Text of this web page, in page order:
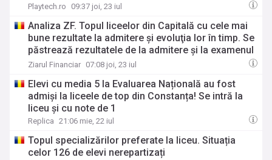
Playtech.ro 09:37 joi, 23 iul
Analiza ZF. Topul liceelor din Capitală cu cele mai
bune rezultate la admitere şi evoluţia lor în timp. Se
păstrează rezultatele de la admitere şi la examenul
de bacalaureat la liceele de elită din Bucureşti?
Ziarul Financiar 07:08 joi, 23 iul
Elevi cu media 5 la Evaluarea Națională au fost
admiși la liceele de top din Constanța! Se intră la
liceu și cu note de 1
Replica 21:06 mie, 22 iul
Topul specializărilor preferate la liceu. Situația
celor 126 de elevi nerepartizați